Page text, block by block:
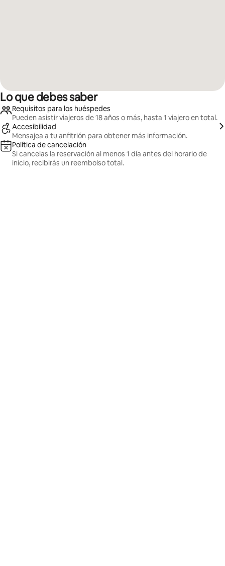
Lo que debes saber
Requisitos para los huéspedes
Pueden asistir viajeros de 18 años o más, hasta 1 viajero en total.
Accesibilidad
Mensajea a tu anfitrión para obtener más información.
Política de cancelación
Si cancelas la reservación al menos 1 día antes del horario de
inicio, recibirás un reembolso total.